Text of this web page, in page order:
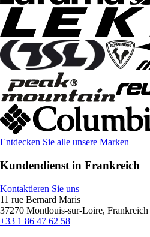
Entdecken Sie alle unsere Marken
Kundendienst in Frankreich
Kontaktieren Sie uns
11 rue Bernard Maris
37270 Montlouis-sur-Loire, Frankreich
+33 1 86 47 62 58